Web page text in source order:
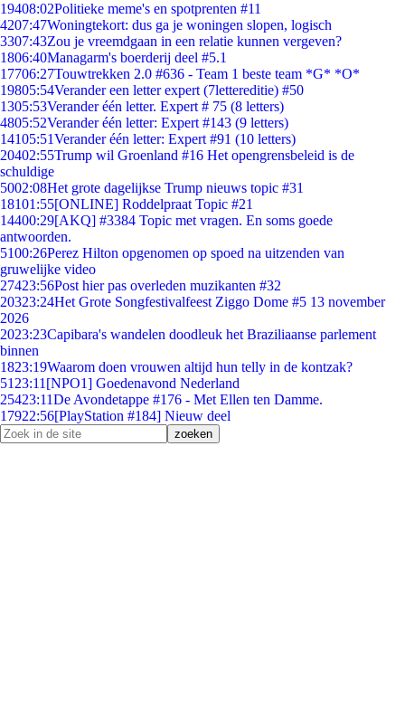
19408:02Politieke meme's en spotprenten #11
4207:47Woningtekort: dus ga je woningen slopen, logisch
3307:43Zou je vreemdgaan in een relatie kunnen vergeven?
1806:40Managarm's boerderij deel #5.1
17706:27Touwtrekken 2.0 #636 - Team 1 beste team *G* *O*
19805:54Verander een letter expert (7lettereditie) #50
1305:53Verander één letter. Expert # 75 (8 letters)
4805:52Verander één letter: Expert #143 (9 letters)
14105:51Verander één letter: Expert #91 (10 letters)
20402:55Trump wil Groenland #16 Het opengrensbeleid is de
schuldige
5002:08Het grote dagelijkse Trump nieuws topic #31
18101:55[ONLINE] Roddelpraat Topic #21
14400:29[AKQ] #3384 Topic met vragen. En soms goede
antwoorden.
5100:26Perez Hilton opgenomen op spoed na uitzenden van
gruwelijke video
27423:56Post hier pas overleden muzikanten #32
20323:24Het Grote Songfestivalfeest Ziggo Dome #5 13 november
2026
2023:23Capibara's wandelen doodleuk het Braziliaanse parlement
binnen
1823:19Waarom doen vrouwen altijd hun telly in de kontzak?
51 23:11 [NPO1] Goedenavond Nederland
25423:11De Avondetappe #176 - Met Ellen ten Damme.
17922:56[PlayStation #184] Nieuw deel